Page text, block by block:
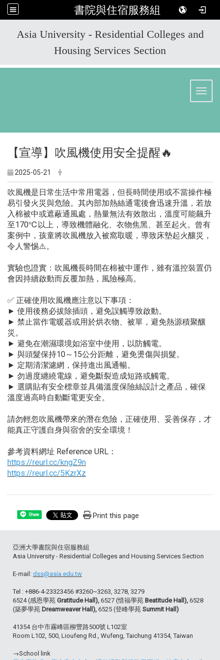
書院與住宿服務組
Asia University - Residential Colleges and
Housing Services Section
【宣導】吹風機使用安全提醒🔥
2025-05-21
吹風機是日常生活中常用電器，但長時間使用或不當操作極
易引發火災與危險。其內部加熱絲通電後會迅速升溫，若放
入棉被中或遮蔽通風處，熱量無法有效散出，溫度可能飆升
至170℃以上，導致機體融化、衣物焦黑、甚至起火。曾有
案例中，孩童將吹風機放入被窩取暖，導致床墊起火釀災，
令人警惕⚠️。
實驗也證實：吹風機長時間在棉被中運作，雖有溫控裝置仍
會因持續啟動而反覆加熱，風險極高。
✅ 正確使用吹風機應注意以下事項：
► 使用後務必拔除插頭，避免誤觸導致啟動。
► 禁止當作電暖器或用於烘衣物、被單，避免熱源積聚釀
災。
► 避免在潮濕環境如浴室中使用，以防觸電。
► 與頭髮保持10～15公分距離，避免燙傷與損髮。
► 定期清潔濾網，保持進出風通暢。
► 勿過度纏繞電線，避免斷裂造成短路或觸電。
► 選購貼有安全標章並具備溫度保險絲設計之產品，確保
溫度過高時自動斷電更安全。
請勿輕忽吹風機帶來的潛在危險，正確使用、妥善保存，才
能真正守護自身與宿舍的安全環境！
參考資料網址 Reference URL：
https://reurl.cc/kngZ9n
https://reurl.cc/5KzrXz
Share Print this page
亞洲大學書院與住宿服務組
Asia University - Residential Colleges and Housing Services Section
E-mail: dss@asia.edu.tw
Tel : +886-4-23323456 #3260~3263, 3278, 3279
6524 (感恩學苑 Gratitude Hall), 6527 (惜福學苑 Beatitude Hall), 6528
(築夢學苑 Dreamweaver Hall), 6525 (登峰學苑 Summit Hall)
41354 台中市霧峰區柳豐路500號 L102室
Room L102, 500, Lioufeng Rd., Wufeng, Taichung 41354, Taiwan
→School link